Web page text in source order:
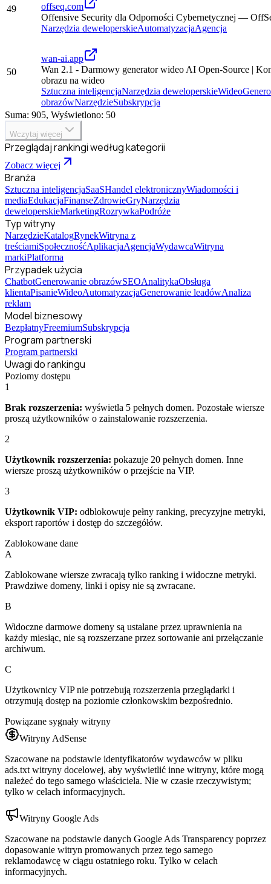
49
offseq.com
Offensive Security dla Odporności Cybernetycznej —
Narzędzia deweloperskieAutomatyzacjaAgencja
50
wan-ai.app
Wan 2.1 - Darmowy generator wideo AI Open-Source |
obrazu na wideo
Sztuczna inteligencjaNarzędzia deweloperskieWideo
obrazówNarzędzieSubskrypcja
Suma: 905, Wyświetlono: 50
Wczytaj więcej
Przeglądaj rankingi według kategorii
Zobacz więcej
Branża
Sztuczna inteligencjaSaaSHandel elektronicznyWiadomości i
mediaEdukacjaFinanseZdrowieGryNarzędzia
deweloperskieMarketingRozrywkaPodróże
Typ witryny
NarzędzieKatalogRynekWitryna z
treściamiSpołecznośćAplikacjaAgencjaWydawcaWitryna
markiPlatforma
Przypadek użycia
ChatbotGenerowanie obrazówSEOAnalitykaObsługa
klientaPisanieWideoAutomatyzacjaGenerowanie leadówAnaliza
reklam
Model biznesowy
BezpłatnyFreemiumSubskrypcja
Program partnerski
Program partnerski
Uwagi do rankingu
Poziomy dostępu
1
Brak rozszerzenia: wyświetla 5 pełnych domen. Pozostałe wiersze
proszą użytkowników o zainstalowanie rozszerzenia.
2
Użytkownik rozszerzenia: pokazuje 20 pełnych domen. Inne
wiersze proszą użytkowników o przejście na VIP.
3
Użytkownik VIP: odblokowuje pełny ranking, precyzyjne metryki,
eksport raportów i dostęp do szczegółów.
Zablokowane dane
A
Zablokowane wiersze zwracają tylko ranking i widoczne metryki.
Prawdziwe domeny, linki i opisy nie są zwracane.
B
Widoczne darmowe domeny są ustalane przez uprawnienia na
każdy miesiąc, nie są rozszerzane przez sortowanie ani przełączanie
archiwum.
C
Użytkownicy VIP nie potrzebują rozszerzenia przeglądarki i
otrzymują dostęp na poziomie członkowskim bezpośrednio.
Powiązane sygnały witryny
Witryny AdSense
Szacowane na podstawie identyfikatorów wydawców w pliku
ads.txt witryny docelowej, aby wyświetlić inne witryny, które mogą
należeć do tego samego właściciela. Nie w czasie rzeczywistym;
tylko w celach informacyjnych.
Witryny Google Ads
Szacowane na podstawie danych Google Ads Transparency poprzez
dopasowanie witryn promowanych przez tego samego
reklamodawcę w ciągu ostatniego roku. Tylko w celach
informacyjnych.